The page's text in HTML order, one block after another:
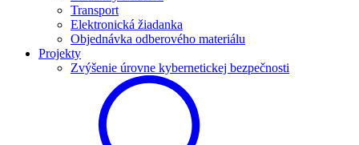
Transport
Elektronická žiadanka
Objednávka odberového materiálu
Projekty
Zvýšenie úrovne kybernetickej bezpečnosti